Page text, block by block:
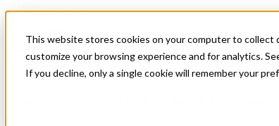
This website stores cookies on your computer to collect
customize your browsing experience and for analytics.
If you decline, only a single cookie will remember your
News & Events
Get Started
Menu